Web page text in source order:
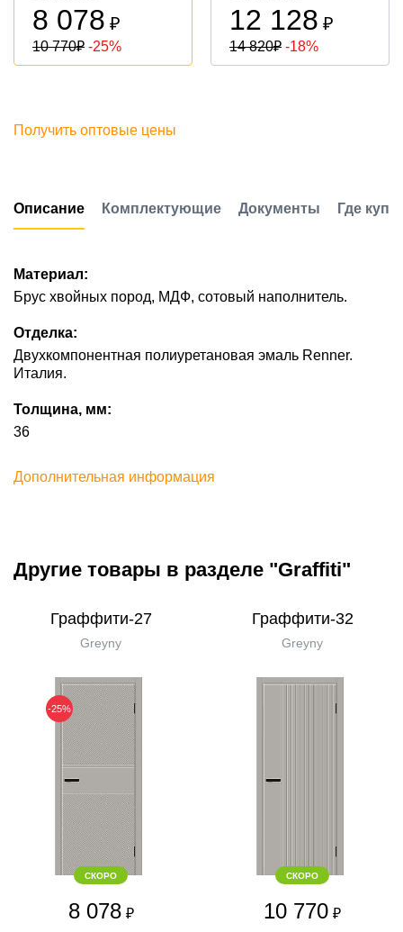
8 078 ₽
10 770₽ -25%
12 128 ₽
14 820₽ -18%
Получить оптовые цены
Описание Комплектующие Документы Где
Материал:
Брус хвойных пород, МДФ, сотовый наполнитель.
Отделка:
Двухкомпонентная полиуретановая эмаль Renner.
Италия.
Толщина, мм:
36
Дополнительная информация
Другие товары в разделе "Graffiti"
Граффити-27
Greyny
-25%
СКОРО
8 078 ₽
Граффити-32
Greyny
СКОРО
10 770 ₽